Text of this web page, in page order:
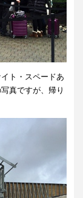
ト・スペードあ
真ですが、帰り